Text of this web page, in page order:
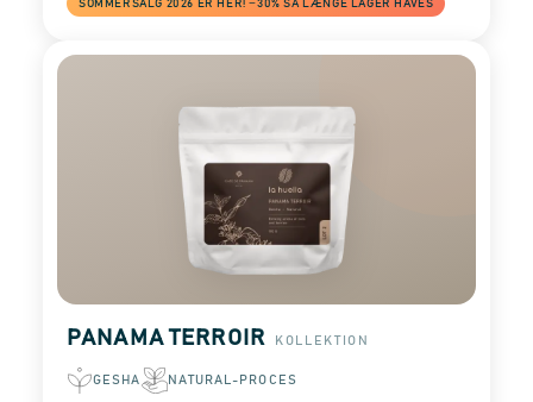
SOMMERSALG 2026 ER HER! −30% SÅ LÆNGE LAGER HAVES
PANAMA TERROIR KOLLEKTION
GESHA NATURAL-PROCES